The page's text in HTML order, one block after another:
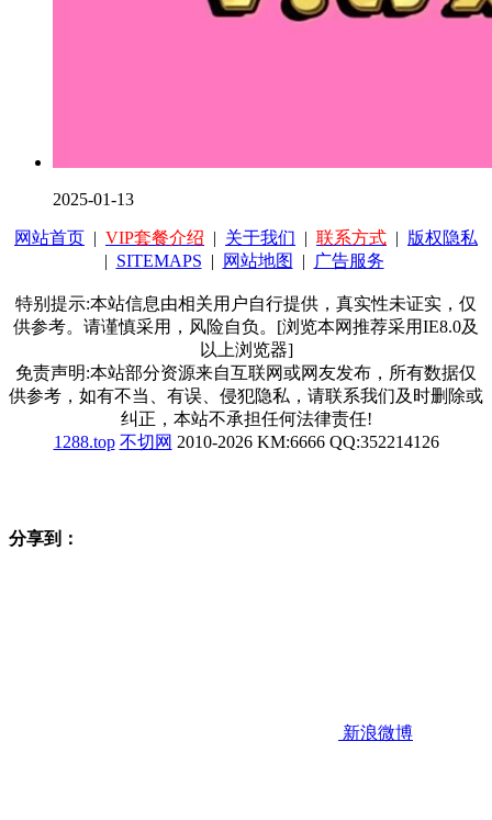
2025-01-13
网站首页 | VIP套餐介绍 | 关于我们 | 联系方式 | 版权隐私
| SITEMAPS | 网站地图 | 广告服务
特别提示:本站信息由相关用户自行提供，真实性未证实，仅
供参考。请谨慎采用，风险自负。[浏览本网推荐采用IE8.0及
以上浏览器]
免责声明:本站部分资源来自互联网或网友发布，所有数据仅
供参考，如有不当、有误、侵犯隐私，请联系我们及时删除或
纠正，本站不承担任何法律责任!
1288.top 不切网 2010-2026 KM:6666 QQ:352214126
分享到：
新浪微博